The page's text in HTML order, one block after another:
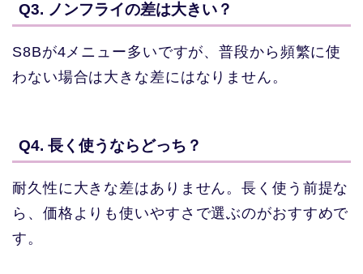
Q3. ノンフライの差は大きい？
S8Bが4メニュー多いですが、普段から頻繁に使
わない場合は大きな差にはなりません。
Q4. 長く使うならどっち？
耐久性に大きな差はありません。長く使う前提な
ら、価格よりも使いやすさで選ぶのがおすすめで
す。